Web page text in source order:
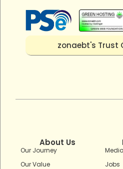
zonaebt's Trust
About Us
Our Journey
Our Value
Media
Jobs